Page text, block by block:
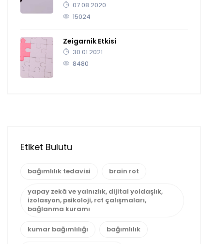
07.08.2020
15024
Zeigarnik Etkisi
30.01.2021
8480
Etiket Bulutu
bağımlılık tedavisi brain rot
yapay zekâ ve yalnızlık, dijital yoldaşlık,
izolasyon, psikoloji, rct çalışmaları,
bağlanma kuramı
kumar bağımlılığı bağımlılık